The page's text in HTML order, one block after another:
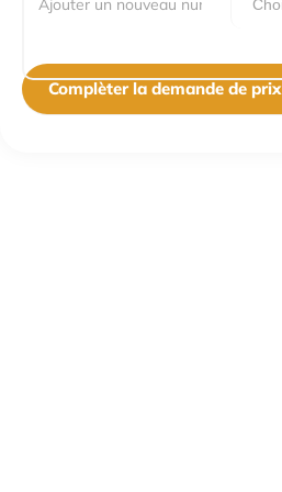
Complèter la demande de prix